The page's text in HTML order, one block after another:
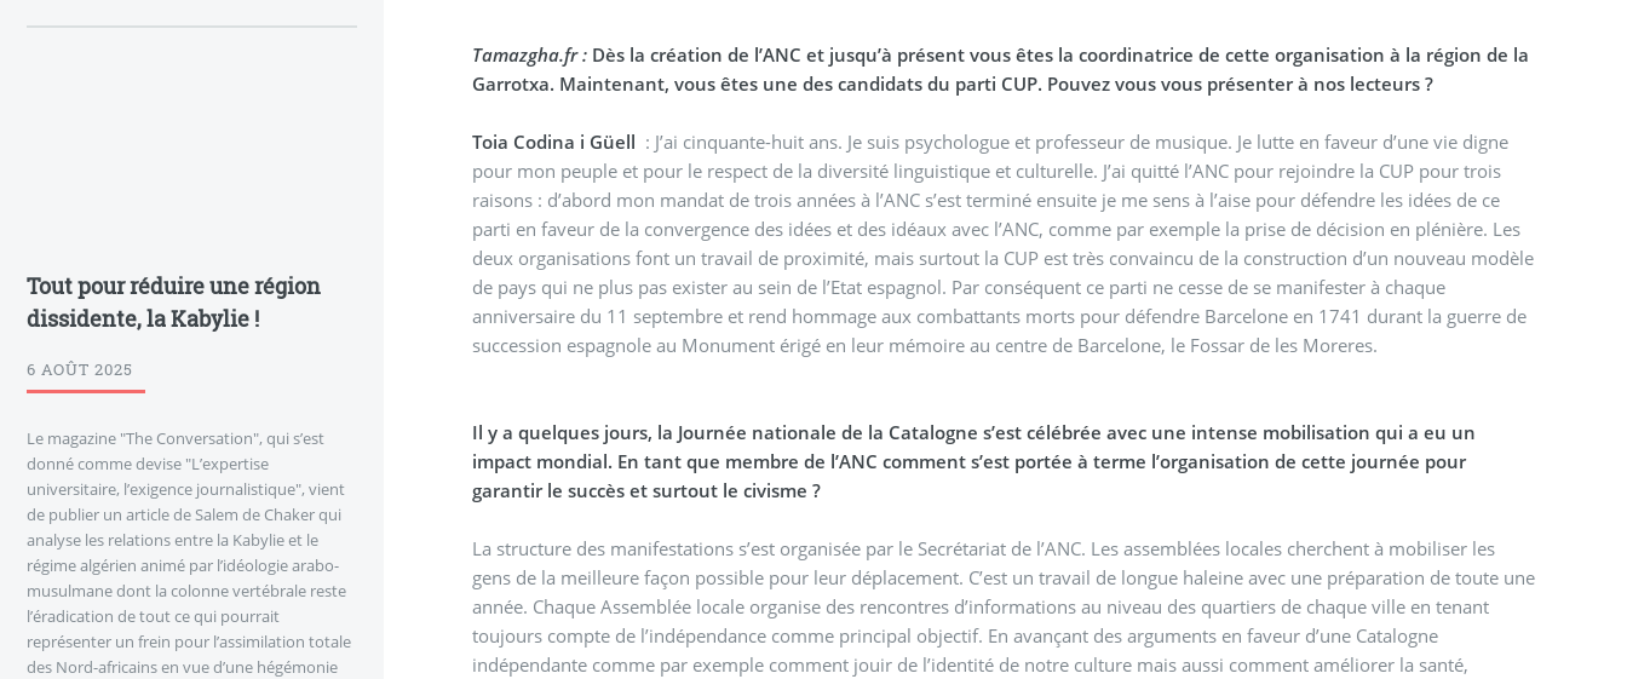
Tamazgha.fr : Dès la création de l’ANC et jusqu’à présent vous êtes la coordinatrice de cette organisation à la région de la
Garrotxa. Maintenant, vous êtes une des candidats du parti CUP. Pouvez vous vous présenter à nos lecteurs ?
Toia Codina i Güell : J’ai cinquante-huit ans. Je suis psychologue et professeur de musique. Je lutte en faveur d’une vie digne
pour mon peuple et pour le respect de la diversité linguistique et culturelle. J’ai quitté l’ANC pour rejoindre la CUP pour trois
raisons : d’abord mon mandat de trois années à l’ANC s’est terminé ensuite je me sens à l’aise pour défendre les idées de ce
parti en faveur de la convergence des idées et des idéaux avec l’ANC, comme par exemple la prise de décision en plénière. Les
deux organisations font un travail de proximité, mais surtout la CUP est très convaincu de la construction d’un nouveau modèle
de pays qui ne plus pas exister au sein de l’Etat espagnol. Par conséquent ce parti ne cesse de se manifester à chaque
anniversaire du 11 septembre et rend hommage aux combattants morts pour défendre Barcelone en 1741 durant la guerre de
succession espagnole au Monument érigé en leur mémoire au centre de Barcelone, le Fossar de les Moreres.
Il y a quelques jours, la Journée nationale de la Catalogne s’est célébrée avec une intense mobilisation qui a eu un
impact mondial. En tant que membre de l’ANC comment s’est portée à terme l’organisation de cette journée pour
garantir le succès et surtout le civisme ?
La structure des manifestations s’est organisée par le Secrétariat de l’ANC. Les assemblées locales cherchent à mobiliser les
gens de la meilleure façon possible pour leur déplacement. C’est un travail de longue haleine avec une préparation de toute une
année. Chaque Assemblée locale organise des rencontres d’informations au niveau des quartiers de chaque ville en tenant
toujours compte de l’indépendance comme principal objectif. En avançant des arguments en faveur d’une Catalogne
indépendante comme par exemple comment jouir de l’identité de notre culture mais aussi comment améliorer la santé,
Tout pour réduire une région
dissidente, la Kabylie !
6 AOÛT 2025
Le magazine "The Conversation", qui s’est
donné comme devise "L’expertise
universitaire, l’exigence journalistique", vient
de publier un article de Salem de Chaker qui
analyse les relations entre la Kabylie et le
régime algérien animé par l’idéologie arabo-
musulmane dont la colonne vertébrale reste
l’éradication de tout ce qui pourrait
représenter un frein pour l’assimilation totale
des Nord-africains en vue d’une hégémonie